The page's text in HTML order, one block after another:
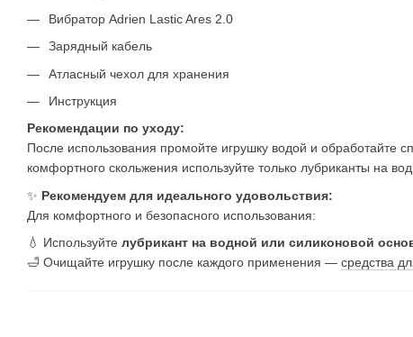
Вибратор Adrien Lastic Ares 2.0
Зарядный кабель
Атласный чехол для хранения
Инструкция
Рекомендации по уходу:
После использования промойте игрушку водой и обработайте
комфортного скольжения используйте только лубриканты на
✨ Рекомендуем для идеального удовольствия:
Для комфортного и безопасного использования:
💧 Используйте лубрикант на водной или силиконовой
🛁 Очищайте игрушку после каждого применения — средства